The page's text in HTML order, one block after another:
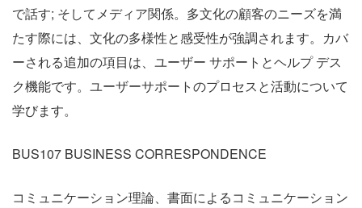
で話す; そしてメディア関係。多文化の顧客のニーズを満
たす際には、文化の多様性と感受性が強調されます。カバ
ーされる追加の項目は、ユーザー サポートとヘルプ デス
ク機能です。ユーザーサポートのプロセスと活動について
学びます。
BUS107 BUSINESS CORRESPONDENCE
コミュニケーション理論、書面によるコミュニケーション